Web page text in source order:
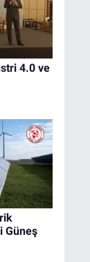
4.0 ve
Güneş